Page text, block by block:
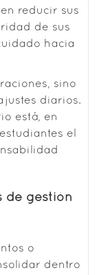
reducir sus
de sus
hacia
sino
diarios.
está, en
el
de gestión
o
dentro